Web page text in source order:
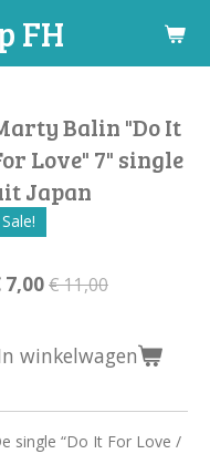
FH
Balin "Do It
Love" 7" single
Japan
Sale!
7,00€ 11,00
winkelwagen
single “Do It For Love /